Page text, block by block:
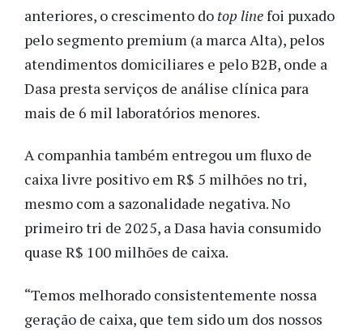
anteriores, o crescimento do top linefoi puxado
pelo segmento premium (a marca Alta), pelos
atendimentos domiciliares e pelo B2B, onde a
Dasa presta serviços de análise clínica para
mais de 6 mil laboratórios menores.
A companhia também entregou um fluxo de
caixa livre positivo em R$ 5 milhões no tri,
mesmo com a sazonalidade negativa. No
primeiro tri de 2025, a Dasa havia consumido
quase R$ 100 milhões de caixa.
“Temos melhorado consistentemente nossa
geração de caixa, que tem sido um dos nossos